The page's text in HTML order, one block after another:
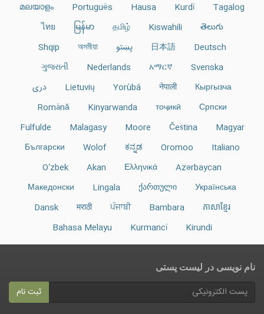
Tagalog
Kurdî
Hausa
Português
മലയാളം
తెలుగు
Kiswahili
தமிழ்
မြန်မာ
ไทย
Deutsch
日本語 پښتو অসমীয়া
Shqip
Svenska
አማርኛ
Nederlands
ગુજરાતી
Кыргызча
नेपाली
Yorùbá
Lietuvių
دری
Српски
тоҷикӣ
Kinyarwanda
Română
Magyar
Čeština
Moore
Malagasy
Fulfulde
Italiano
Oromoo
ಕನ್ನಡ
Wolof
Български
Azərbaycan
Ελληνικά
Akan
O‘zbek
Українська
ქართული
Lingala
Македонски
ភាសាខ្មែរ
Bambara
ਪੰਜਾਬੀ
मराठी
Dansk
Kirundi
Kurmancî
Bahasa Melayu
نام نویسی در ليست پستى
ثبت نام